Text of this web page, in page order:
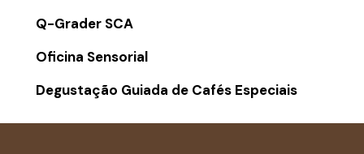
Q-Grader SCA
Oficina Sensorial
Degustação Guiada de Cafés Especiais